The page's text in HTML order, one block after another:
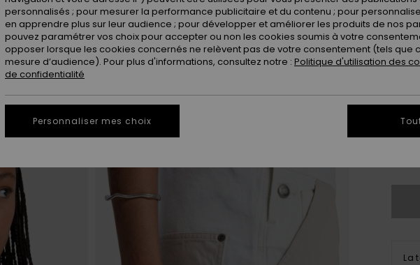
XS
La
personnalisés ; pour mesurer la performance publicitaire et du contenu ; pour
en apprendre plus sur leur audience ; pour développer et améliorer les produits de nos
pouvez paramétrer vos choix pour accepter ou non les cookies soumis à votre
opposer lorsque les cookies concernés ne relèvent pas de votre consentement (tels que
mesure d’audience). Pour plus d'informations, consultez notre : Politique d'utilisation des
de confidentialité
Personnaliser mes choix